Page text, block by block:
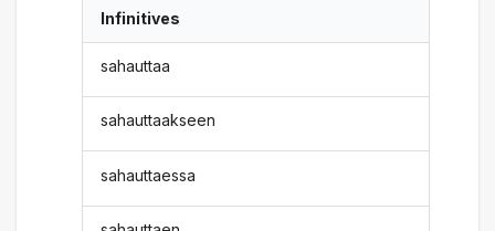
Infinitives
sahauttaa
sahauttaakseen
sahauttaessa